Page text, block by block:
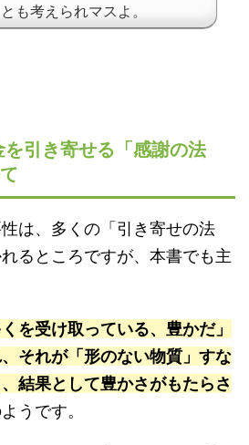
も考えられマスよ。
を引き寄せる「感謝の法
は、多くの「引き寄せの法
るところですが、本書でも主
を受け取っている、豊かだ」
それが「形のない物質」すな
結果として豊かさがもたらさ
うです。